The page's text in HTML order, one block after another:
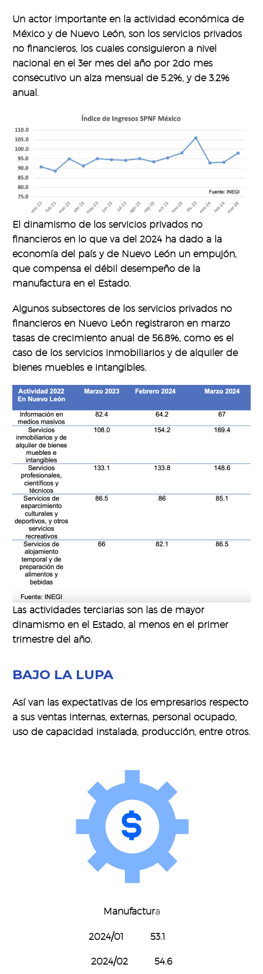
Un actor importante en la actividad económica de
México y de Nuevo León, son los servicios privados
no financieros, los cuales consiguieron a nivel
nacional en el 3er mes del año por 2do mes
consecutivo un alza mensual de 5.2%, y de 3.2%
anual.
El dinamismo de los servicios privados no
financieros en lo que va del 2024 ha dado a la
economía del país y de Nuevo León un empujón,
que compensa el débil desempeño de la
manufactura en el Estado.
Algunos subsectores de los servicios privados no
financieros en Nuevo León registraron en marzo
tasas de crecimiento anual de 56.8%, como es el
caso de los servicios inmobiliarios y de alquiler de
bienes muebles e intangibles.
Las actividades terciarias son las de mayor
dinamismo en el Estado, al menos en el primer
trimestre del año.
BAJO LA LUPA
Así van las expectativas de los empresarios respecto
a sus ventas internas, externas, personal ocupado,
uso de capacidad instalada, producción, entre otros.
Manufactura
2024/01 53.1
2024/02 54.6